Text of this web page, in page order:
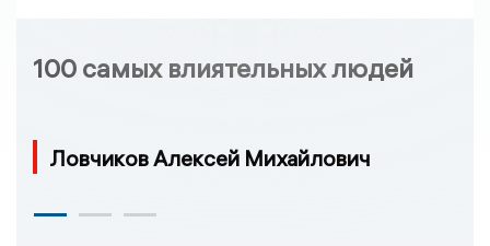
100 самых влиятельных людей
Ловчиков Алексей Михайлович